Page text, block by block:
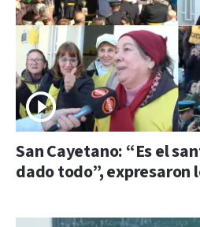
San Cayetano: “Es el
dado todo”, expresaron